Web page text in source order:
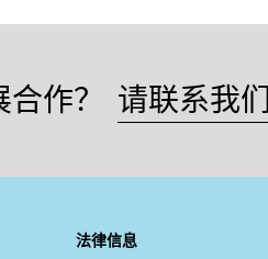
作？ 请联系我们
法律信息